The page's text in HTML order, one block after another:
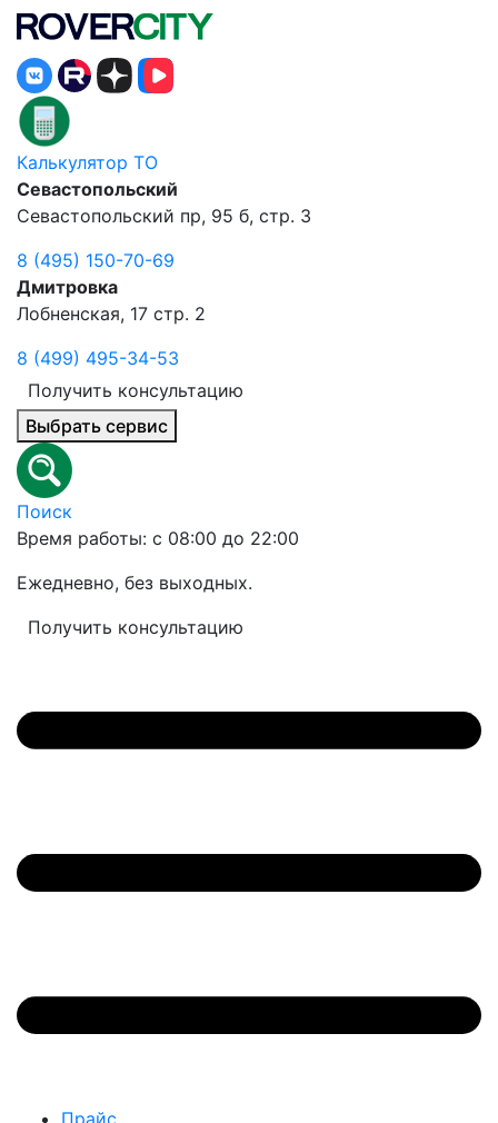
Калькулятор ТО
Севастопольский
Севастопольский пр, 95 б, стр. 3
8 (495) 150-70-69
Дмитровка
Лобненская, 17 стр. 2
8 (499) 495-34-53
Получить консультацию
Выбрать сервис
Поиск
Время работы: с 08:00 до 22:00
Ежедневно, без выходных.
Получить консультацию
Прайс